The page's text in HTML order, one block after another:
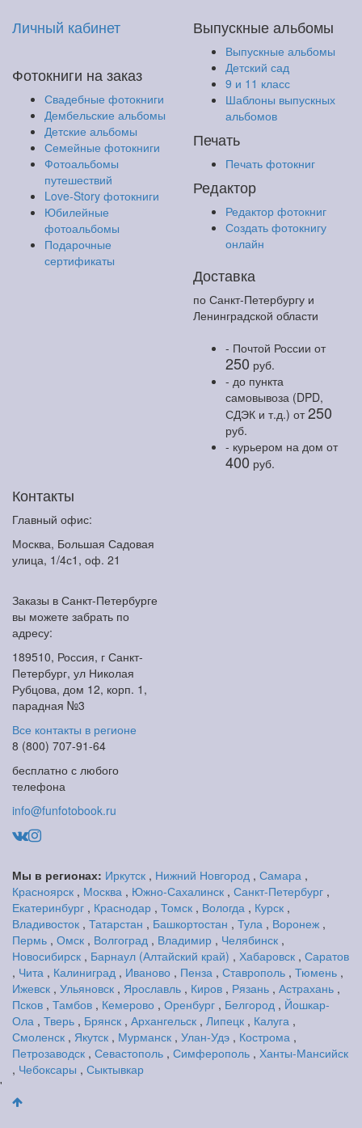
Личный кабинет
Фотокниги на заказ
Свадебные фотокниги
Дембельские альбомы
Детские альбомы
Семейные фотокниги
Фотоальбомы
путешествий
Love-Story фотокниги
Юбилейные
фотоальбомы
Подарочные
сертификаты
Выпускные альбомы
Выпускные альбомы
Детский сад
9 и 11 класс
Шаблоны выпускных
альбомов
Печать
Печать фотокниг
Редактор
Редактор фотокниг
Создать фотокнигу
онлайн
Доставка
по Санкт-Петербургу и
Ленинградской области
- Почтой России от
250 руб.
- до пункта
самовывоза (DPD,
СДЭК и т.д.) от250
руб.
- курьером на дом от
400 руб.
Контакты
Главный офис:
Москва, Большая Садовая
улица, 1/4с1, оф. 21
Заказы в Санкт-Петербурге
вы можете забрать по
адресу:
189510, Россия, г Санкт-
Петербург, ул Николая
Рубцова, дом 12, корп. 1,
парадная №3
Все контакты в регионе
8 (800) 707-91-64
бесплатно с любого
телефона
info@funfotobook.ru
Мы в регионах: Иркутск , Нижний Новгород , Самара ,
Красноярск , Москва , Южно-Сахалинск , Санкт-Петербург ,
Екатеринбург , Краснодар , Томск , Вологда , Курск ,
Владивосток , Татарстан , Башкортостан , Тула , Воронеж ,
Пермь , Омск , Волгоград , Владимир , Челябинск ,
Новосибирск , Барнаул (Алтайский край) , Хабаровск , Саратов
, Чита , Калиниград , Иваново , Пенза , Ставрополь , Тюмень ,
Ижевск , Ульяновск , Ярославль , Киров , Рязань , Астрахань ,
Псков , Тамбов , Кемерово , Оренбург , Белгород , Йошкар-
Ола , Тверь , Брянск , Архангельск , Липецк , Калуга ,
Смоленск , Якутск , Мурманск , Улан-Удэ , Кострома ,
Петрозаводск , Севастополь , Симферополь , Ханты-Мансийск
, Чебоксары , Сыктывкар
'